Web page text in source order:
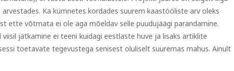
Ka kümnetes kordades suurem kaastööliste arv oleks
ette võtmata ei ole aga mõeldav selle puudujäägi parandamine.
jätkamine ei teeni kuidagi eestlaste huve ja lisaks artiklite
toetavate tegevustega senisest oluliselt suuremas mahus. Ainult